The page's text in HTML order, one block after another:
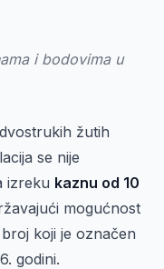
i bodovima u
žutih
se nije
izreku kaznu od 10
mogućnost
koji je označen
godini.